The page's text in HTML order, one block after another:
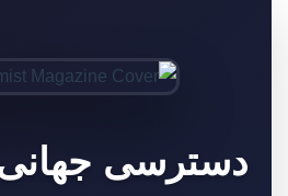
دسترسی جهانی